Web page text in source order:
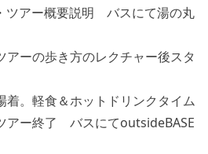
アー概要説明 バスにて湯の丸
ーの歩き方のレクチャー後スタ
。軽食＆ホットドリンクタイム
ー終了 バスにてoutsideBASE